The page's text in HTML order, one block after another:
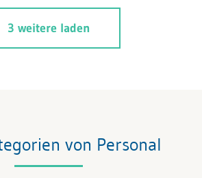
der Generation Z stark geprägt
stehen daher vor der grossen
Veränderungen gemeinsam
3 weitere laden
von Personal